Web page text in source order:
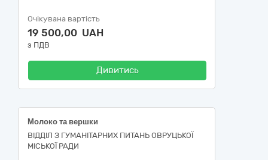
Очікувана вартість
19 500,00 UAH
з ПДВ
Дивитись
Молоко та вершки
ВІДДІЛ З ГУМАНІТАРНИХ ПИТАНЬ ОВРУЦЬКОЇ
МІСЬКОЇ РАДИ